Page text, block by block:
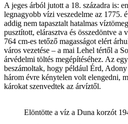
A jeges árból jutott a 18. századra is:
legnagyobb vízi veszedelme az 1775.
addig nem tapasztalt hatalmas
pusztított, elárasztva és összedöntve a
764 cm-es tetőző magasságot elért
város vezetése – a mai Lehel tértől a
árvédelmi töltés megépítéséhez. Az
beszámoltak, hogy például Érd,
három évre kénytelen volt elengedni,
károkat szenvedtek az árvíztől.
Elöntötte a víz a Duna korzót